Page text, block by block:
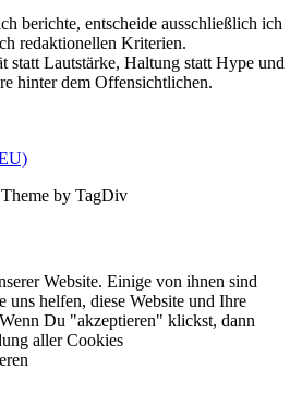
berichte, entscheide ausschließlich ich
redaktionellen Kriterien.
statt Lautstärke, Haltung statt Hype und
hinter dem Offensichtlichen.
by TagDiv
Website. Einige von ihnen sind
uns helfen, diese Website und Ihre
Du "akzeptieren" klickst, dann
aller Cookies